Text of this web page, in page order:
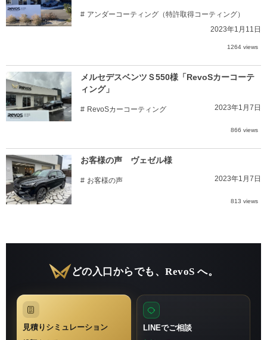
アンダーコーティング（特許取得コーティング）
2023年1月11日
1264 views
メルセデスベンツＳ550様「RevoSカーコーテ
ィング」
RevoSカーコーティング 2023年1月7日
866 views
お客様の声 ヴェゼル様
お客様の声 2023年1月7日
813 views
どの入口からでも、RevoS へ。
見積りシミュレーション LINEでご相談